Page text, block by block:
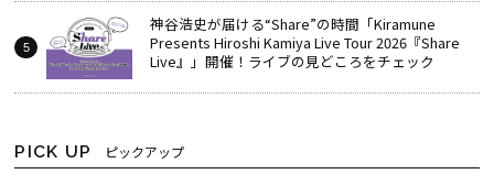
神谷浩史が届ける“Share”の時間――「Kiramune
Presents Hiroshi Kamiya Live Tour 2026『Share
Live』」開催！ライブの見どころをチェック
PICK UP ピックアップ